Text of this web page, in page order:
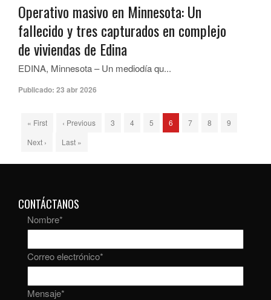
Operativo masivo en Minnesota: Un
fallecido y tres capturados en complejo
de viviendas de Edina
EDINA, Minnesota – Un mediodía qu...
Publicado: 23 abr 2026
« First ‹ Previous 3 4 5 6 7 8
9
Next ›
Last »
CONTÁCTANOS
Nombre*
Correo electrónico*
Mensaje*